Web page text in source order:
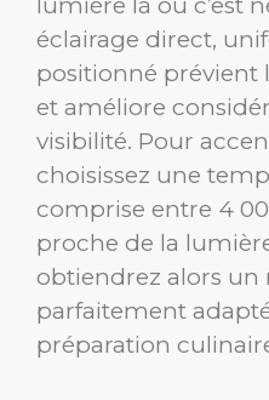
éclairage direct,
positionné prévient
et améliore
visibilité. Pour
choisissez une
comprise entre 4
proche de la
obtiendrez alors un
parfaitement
préparation